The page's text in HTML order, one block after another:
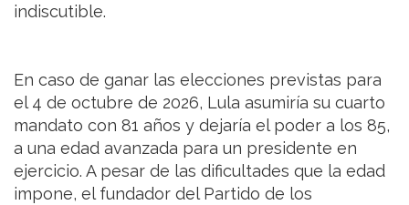
indiscutible.
En caso de ganar las elecciones previstas para
el 4 de octubre de 2026, Lula asumiría su cuarto
mandato con 81 años y dejaría el poder a los 85,
a una edad avanzada para un presidente en
ejercicio. A pesar de las dificultades que la edad
impone, el fundador del Partido de los